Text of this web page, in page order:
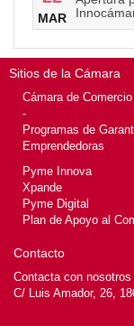
MAR
Sitios de la Cámara
Cámara de
-
Programas de
Emprendedoras
Pyme Innova
Xpande
Pyme Digital
Plan de Apoyo al
Contacto
Contacta con
C/ Luis Amador, 26,